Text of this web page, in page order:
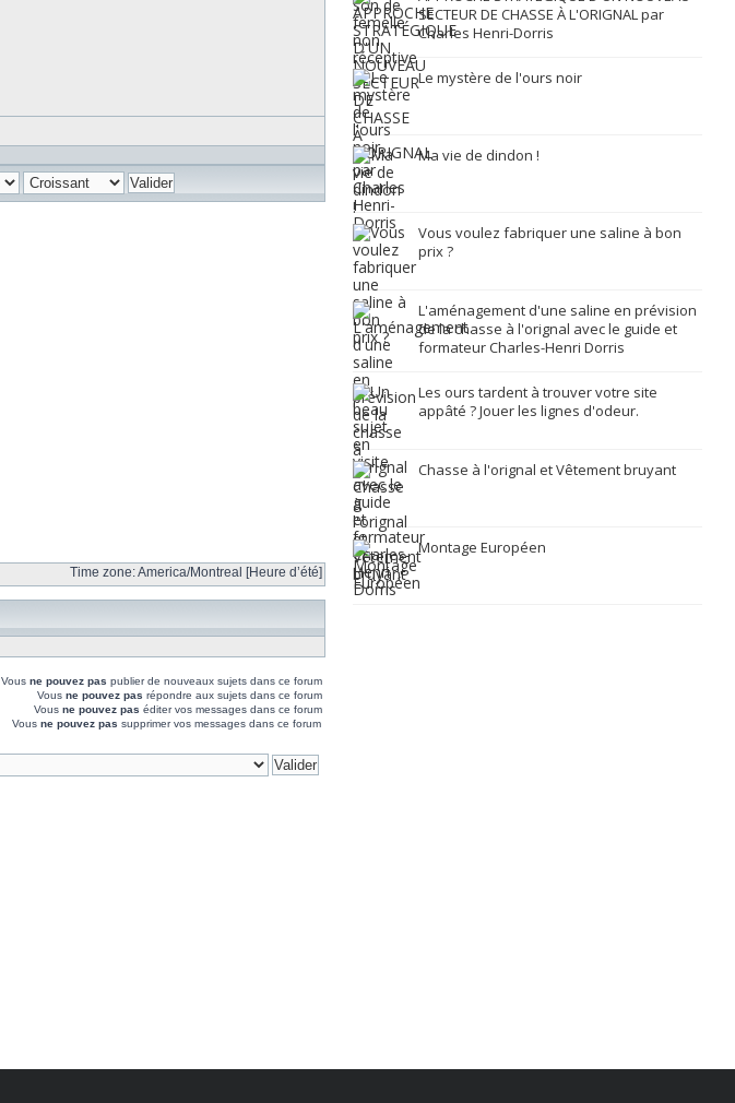
Time zone: America/Montreal [Heure d’été]
Vous ne pouvez pas publier de nouveaux sujets dans ce forum
Vous ne pouvez pas répondre aux sujets dans ce forum
Vous ne pouvez pas éditer vos messages dans ce forum
Vous ne pouvez pas supprimer vos messages dans ce forum
SECTEUR DE CHASSE À L'ORIGNAL par
Charles Henri-Dorris
Le mystère de l'ours noir
Ma vie de dindon !
Vous voulez fabriquer une saline à bon
prix ?
L'aménagement d'une saline en prévision
de la chasse à l'orignal avec le guide et
formateur Charles-Henri Dorris
Les ours tardent à trouver votre site
appâté ? Jouer les lignes d'odeur.
Chasse à l'orignal et Vêtement bruyant
Montage Européen